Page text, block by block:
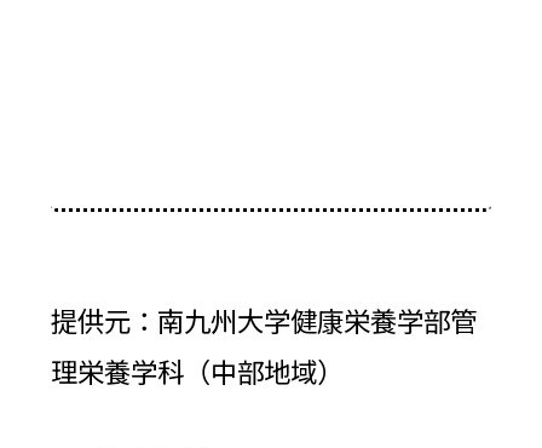
提供元：南九州大学健康栄養学部管
理栄養学科（中部地域）